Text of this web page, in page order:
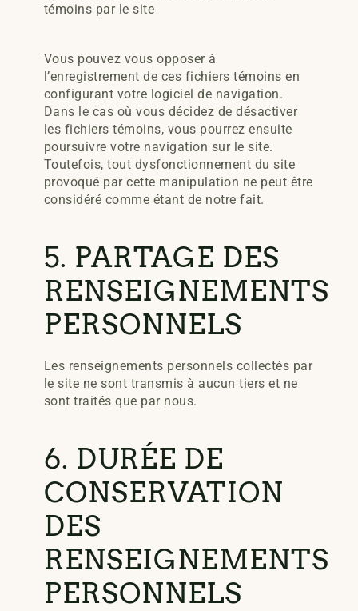
témoins par le site
Vous pouvez vous opposer à
l’enregistrement de ces fichiers témoins en
configurant votre logiciel de navigation.
Dans le cas où vous décidez de désactiver
les fichiers témoins, vous pourrez ensuite
poursuivre votre navigation sur le site.
Toutefois, tout dysfonctionnement du site
provoqué par cette manipulation ne peut être
considéré comme étant de notre fait.
5. PARTAGE DES
RENSEIGNEMENTS
PERSONNELS
Les renseignements personnels collectés par
le site ne sont transmis à aucun tiers et ne
sont traités que par nous.
6. DURÉE DE
CONSERVATION
DES
RENSEIGNEMENTS
PERSONNELS